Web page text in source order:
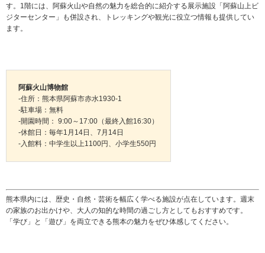
す。1階には、阿蘇火山や自然の魅力を総合的に紹介する展示施設「阿蘇山上ビ
ジターセンター」も併設され、トレッキングや観光に役立つ情報も提供してい
ます。
阿蘇火山博物館
-住所：熊本県阿蘇市赤水1930-1
-駐車場：無料
-開園時間： 9:00～17:00（最終入館16:30）
-休館日：毎年1月14日、7月14日
-入館料：中学生以上1100円、小学生550円
熊本県内には、歴史・自然・芸術を幅広く学べる施設が点在しています。週末
の家族のお出かけや、大人の知的な時間の過ごし方としてもおすすめです。
「学び」と「遊び」を両立できる熊本の魅力をぜひ体感してください。